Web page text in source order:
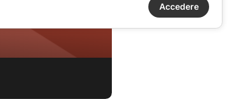
Accedere